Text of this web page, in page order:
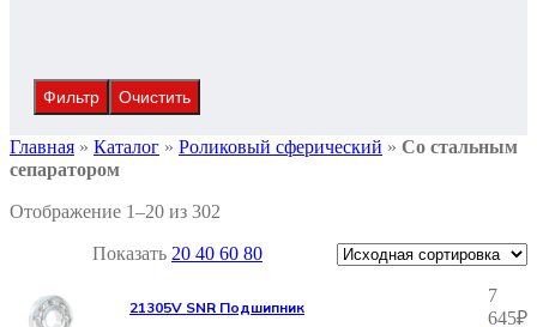
Фильтр Очистить
Главная » Каталог » Роликовый сферический » Со стальным
сепаратором
Отображение 1–20 из 302
Показать 20 40 60 80
21305V SNR Подшипник
7
645₽